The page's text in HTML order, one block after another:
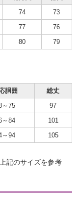
74
73
77
76
80 79
胴囲
総丈
～75
97
～84
101
～94 105
記のサイズを参考